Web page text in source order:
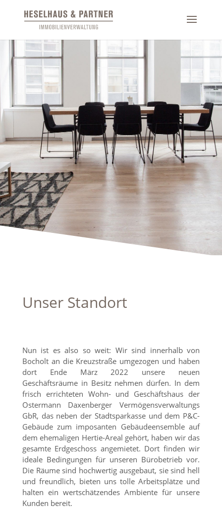
Unser Standort
Nun ist es also so weit: Wir sind innerhalb von
Bocholt an die Kreuzstraße umgezogen und haben
dort Ende März 2022 unsere neuen
Geschäftsräume in Besitz nehmen dürfen. In dem
frisch errichteten Wohn- und Geschäftshaus der
Ostermann Daxenberger Vermögensverwaltungs
GbR, das neben der Stadtsparkasse und dem P&C-
Gebäude zum imposanten Gebäudeensemble auf
dem ehemaligen Hertie-Areal gehört, haben wir das
gesamte Erdgeschoss angemietet. Dort finden wir
ideale Bedingungen für unseren Bürobetrieb vor.
Die Räume sind hochwertig ausgebaut, sie sind hell
und freundlich, bieten uns tolle Arbeitsplätze und
halten ein wertschätzendes Ambiente für unsere
Kunden bereit.